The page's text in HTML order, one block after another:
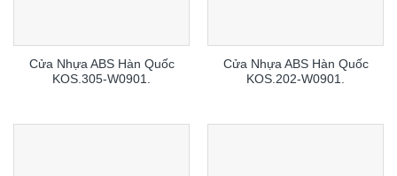
Cửa Nhựa ABS Hàn Quốc
KOS.305-W0901.
Cửa Nhựa ABS Hàn Quốc
KOS.202-W0901.